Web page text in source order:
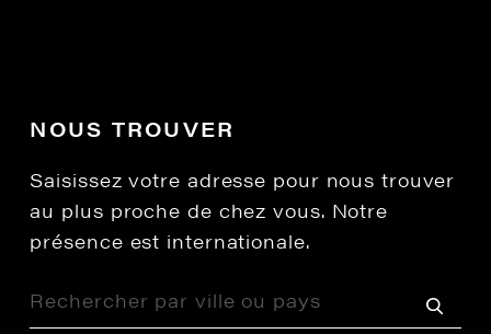
NOUS TROUVER
Saisissez votre adresse pour nous trouver
au plus proche de chez vous. Notre
présence est internationale.